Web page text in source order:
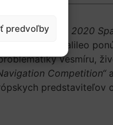
predvoľby
& Horizon 2020
a Galileo
vesmíru,
Competition“
predstaviteľov